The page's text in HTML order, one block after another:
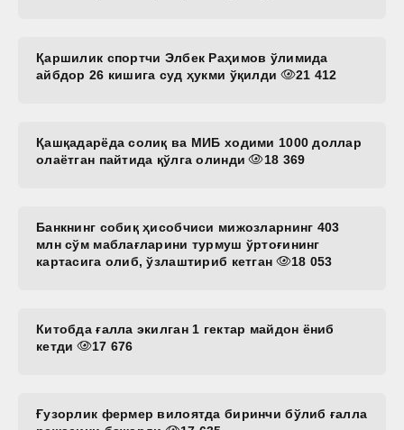
Қаршилик спортчи Элбек Раҳимов ўлимида
айбдор 26 кишига суд ҳукми ўқилди
21 412
Қашқадарёда солиқ ва МИБ ходими 1000 доллар
олаётган пайтида қўлга олинди
18 369
Банкнинг собиқ ҳисобчиси мижозларнинг 403
млн сўм маблағларини турмуш ўртоғининг
картасига олиб, ўзлаштириб кетган
18 053
Китобда ғалла экилган 1 гектар майдон ёниб
кетди
17 676
Ғузорлик фермер вилоятда биринчи бўлиб ғалла